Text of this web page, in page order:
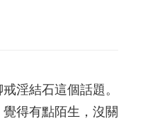
淫結石這個話題。
得有點陌生，沒關